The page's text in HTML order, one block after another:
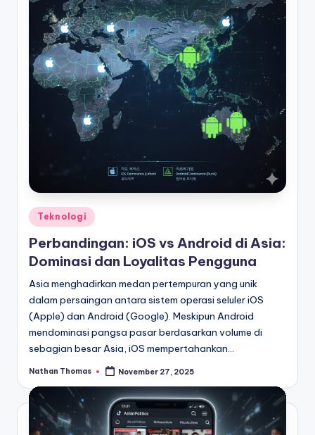
Posted
in
Teknologi
Perbandingan: iOS vs Android di Asia:
Dominasi dan Loyalitas Pengguna
Asia menghadirkan medan pertempuran yang unik
dalam persaingan antara sistem operasi seluler iOS
(Apple) dan Android (Google). Meskipun Android
mendominasi pangsa pasar berdasarkan volume di
sebagian besar Asia, iOS mempertahankan…
Posted
Nathan Thomas November 27, 2025